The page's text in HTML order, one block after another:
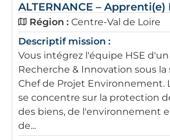
ALTERNANCE – Apprenti(e)
Région : Centre-Val de Loire
Descriptif mission :
Vous intégrez l'équipe HSE
Recherche & Innovation sous
Chef de Projet Environnement.
se concentre sur la protection
des biens, de l'environnement
de...